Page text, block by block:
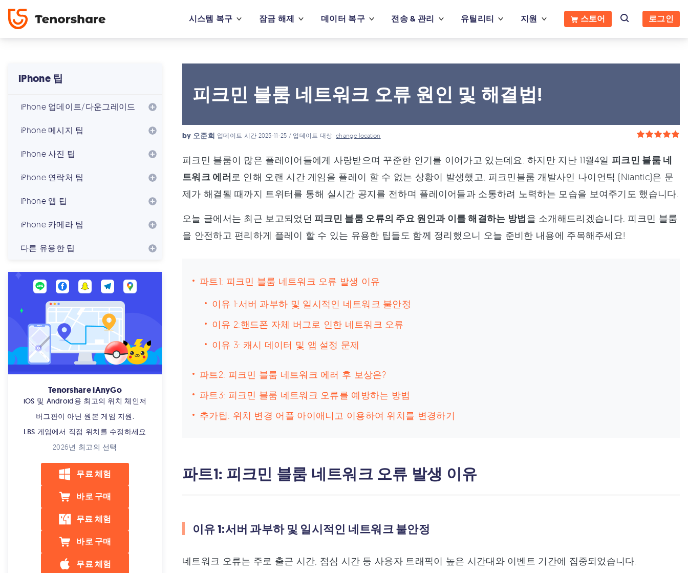
시스템 복구 잠금 해제 데이터 복구 전송 & 관리 유틸리티 지원 스토어 로그인
iPhone 팁
iPhone 업데이트/다운그레이드
iPhone 메시지 팁
iPhone 사진 팁
iPhone 연락처 팁
iPhone 앱 팁
iPhone 카메라 팁
다른 유용한 팁
Tenorshare iAnyGo
iOS 및 Android용 최고의 위치 체인저
버그판이 아닌 원본 게임 지원.
LBS 게임에서 직접 위치를 수정하세요
2026년 최고의 선택
무료 체험
바로 구매
무료 체험
바로 구매
무료 체험
피크민 블룸 네트워크 오류 원인 및 해결법!
by 오준희 업데이트 시간 2025-11-25 / 업데이트 대상change location
피크민 블룸이 많은 플레이어들에게 사랑받으며 꾸준한 인기를 이어가고 있는데요. 하지만 지난 11월4일 피크민 블룸 네
트워크 에러 로 인해 오랜 시간 게임을 플레이 할 수 없는 상황이 발생했고, 피크민블룸 개발사인 나이언틱 (Niantic)은 문
제가 해결될 때까지 트위터를 통해 실시간 공지를 전하며 플레이어들과 소통하려 노력하는 모습을 보여주기도 했습니다.
오늘 글에서는 최근 보고되었던 피크민 블룸 오류의 주요 원인과 이를 해결하는 방법을 소개해드리겠습니다. 피크민 블룸
을 안전하고 편리하게 플레이 할 수 있는 유용한 팁들도 함께 정리했으니 오늘 준비한 내용에 주목해주세요!
파트1: 피크민 블룸 네트워크 오류 발생 이유
이유 1:서버 과부하 및 일시적인 네트워크 불안정
이유 2:핸드폰 자체 버그로 인한 네트워크 오류
이유 3: 캐시 데이터 및 앱 설정 문제
파트2: 피크민 블룸 네트워크 에러 후 보상은?
파트3: 피크민 블룸 네트워크 오류를 예방하는 방법
추가팁: 위치 변경 어플 아이애니고 이용하여 위치를 변경하기
파트1: 피크민 블룸 네트워크 오류 발생 이유
이유 1:서버 과부하 및 일시적인 네트워크 불안정
네트워크 오류는 주로 출근 시간, 점심 시간 등 사용자 트래픽이 높은 시간대와 이벤트 기간에 집중되었습니다.